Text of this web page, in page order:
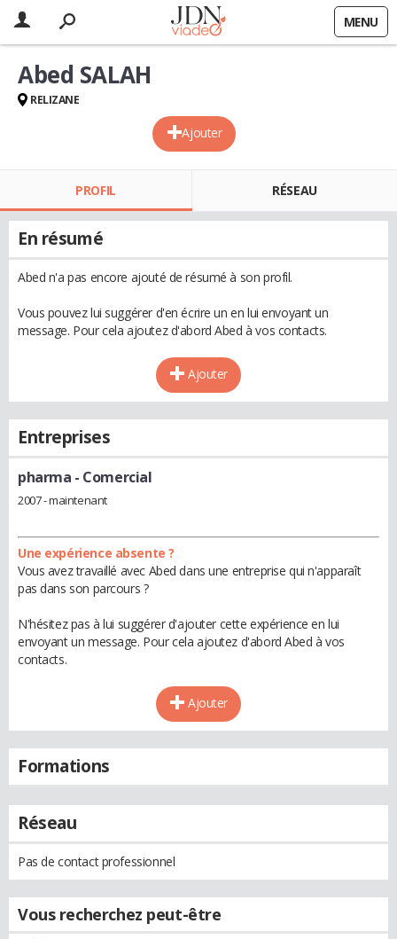
MENU
Ajouter
Abed SALAH
RELIZANE
PROFIL RÉSEAU
En résumé
Abed n'a pas encore ajouté de résumé à son profil.
Vous pouvez lui suggérer d'en écrire un en lui envoyant un
message. Pour cela ajoutez d'abord Abed à vos contacts.
Ajouter
Entreprises
pharma - Comercial
2007 - maintenant
Une expérience absente ?
Vous avez travaillé avec Abed dans une entreprise qui n'apparaît
pas dans son parcours ?
N'hésitez pas à lui suggérer d'ajouter cette expérience en lui
envoyant un message. Pour cela ajoutez d'abord Abed à vos
contacts.
Ajouter
Formations
Réseau
Pas de contact professionnel
Vous recherchez peut-être